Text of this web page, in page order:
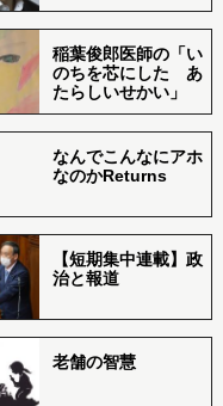
稲葉俊郎医師の「い
のちを芯にした あ
たらしいせかい」
なんでこんなにアホ
なのかReturns
【短期集中連載】政
治と報道
老舗の智慧